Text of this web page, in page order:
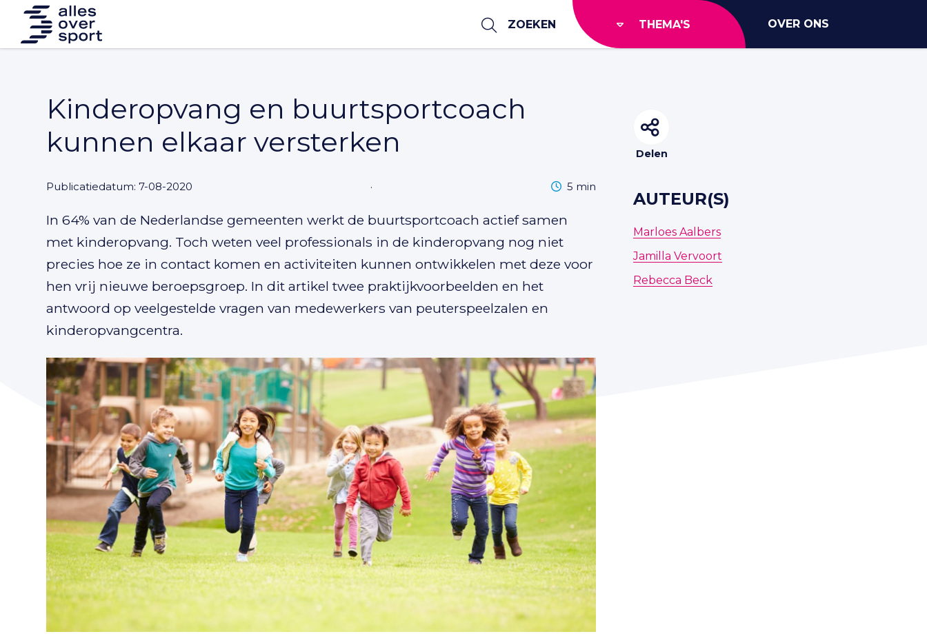
ZOEKEN THEMA'S OVER ONS
Kinderopvang en buurtsportcoach
kunnen elkaar versterken
Publicatiedatum: 7-08-2020 · Leestijd
5 min
In 64% van de Nederlandse gemeenten werkt de buurtsportcoach actief samen
met kinderopvang. Toch weten veel professionals in de kinderopvang nog niet
precies hoe ze in contact komen en activiteiten kunnen ontwikkelen met deze voor
hen vrij nieuwe beroepsgroep. In dit artikel twee praktijkvoorbeelden en het
antwoord op veelgestelde vragen van medewerkers van peuterspeelzalen en
kinderopvangcentra.
Delen
AUTEUR(S)
Marloes Aalbers
Jamilla Vervoort
Rebecca Beck